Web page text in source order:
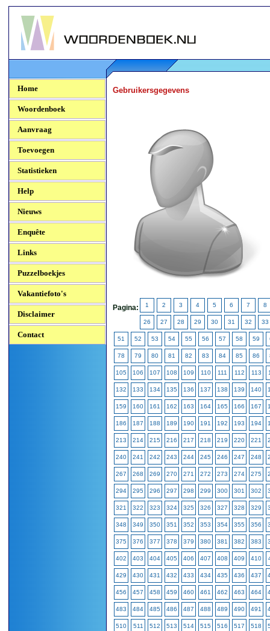
Woordenboek.NU
Home
Woordenboek
Aanvraag
Toevoegen
Statistieken
Help
Nieuws
Enquête
Links
Puzzelboekjes
Vakantiefoto's
Disclaimer
Contact
Gebruikersgegevens
Pagina: 1 2 3 4 5 6 7 8
26 27 28 29 30 31 32 33
51 52 53 54 55 56 57 58 59
78 79 80 81 82 83 84 85 86
105 106 107 108 109 110 111 112 113
132 133 134 135 136 137 138 139 140
159 160 161 162 163 164 165 166 167
186 187 188 189 190 191 192 193 194
213 214 215 216 217 218 219 220 221
240 241 242 243 244 245 246 247 248
267 268 269 270 271 272 273 274 275
294 295 296 297 298 299 300 301 302
321 322 323 324 325 326 327 328 329
348 349 350 351 352 353 354 355 356
375 376 377 378 379 380 381 382 383
402 403 404 405 406 407 408 409 410
429 430 431 432 433 434 435 436 437
456 457 458 459 460 461 462 463 464
483 484 485 486 487 488 489 490 491
510 511 512 513 514 515 516 517 518